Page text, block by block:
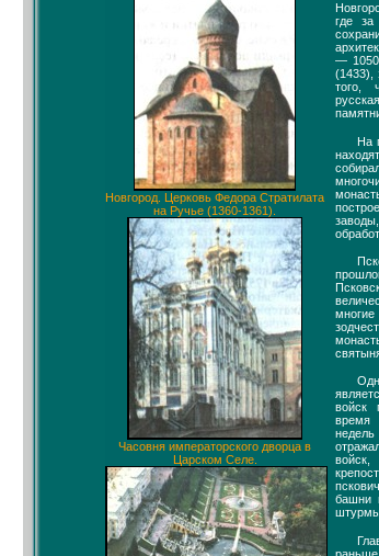
Новгород. Церковь Федора Стратилата
на Ручье (1360-1361).
Часовня императорского дворца в
Царском Селе.
где
—
(1433),
того,
На
войск
время
башни
штурмы